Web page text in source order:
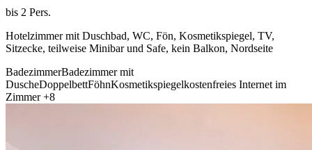
bis 2 Pers.
Hotelzimmer mit Duschbad, WC, Fön, Kosmetikspiegel, TV,
Sitzecke, teilweise Minibar und Safe, kein Balkon, Nordseite
BadezimmerBadezimmer mit
DuscheDoppelbettFöhnKosmetikspiegelkostenfreies Internet im
Zimmer +8